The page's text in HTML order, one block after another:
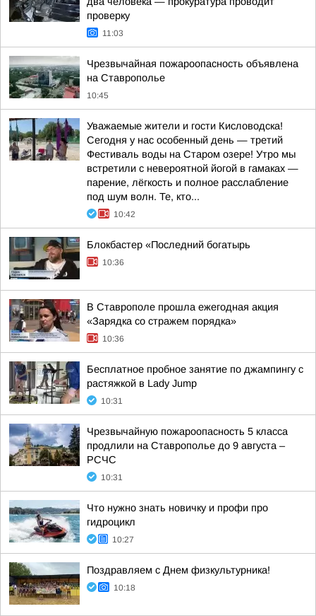
проверку
11:03
Чрезвычайная пожароопасность объявлена
на Ставрополье
10:45
Уважаемые жители и гости Кисловодска!
Сегодня у нас особенный день — третий
Фестиваль воды на Старом озере! Утро мы
встретили с невероятной йогой в гамаках —
парение, лёгкость и полное расслабление
под шум волн. Те, кто...
10:42
Блокбастер «Последний богатырь
10:36
В Ставрополе прошла ежегодная акция
«Зарядка со стражем порядка»
10:36
Бесплатное пробное занятие по джампингу с
растяжкой в Lady Jump
10:31
Чрезвычайную пожароопасность 5 класса
продлили на Ставрополье до 9 августа –
РСЧС
10:31
Что нужно знать новичку и профи про
гидроцикл
10:27
Поздравляем с Днем физкультурника!
10:18